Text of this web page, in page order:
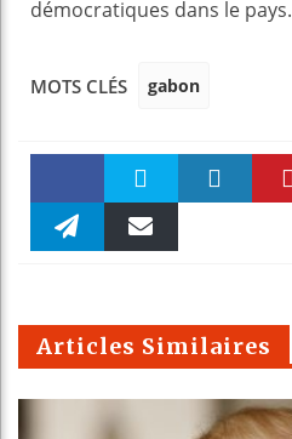
démocratiques dans le pays.
MOTS CLÉS gabon
Faceboo Twitter
m
Articles Similaires